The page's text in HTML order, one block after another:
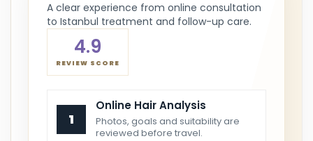
A clear experience from online consultation
to Istanbul treatment and follow-up care.
4.9
REVIEW SCORE
1
Online Hair Analysis
Photos, goals and suitability are
reviewed before travel.